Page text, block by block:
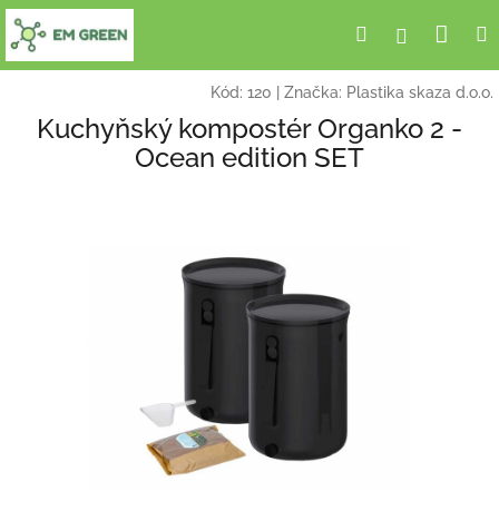
Přejít
obsah
HledatPřihlášení
Kód: 120 Značka: Plastika skaza d.o.o.
Kuchyňský kompostér Organko 2 -
Ocean edition SET